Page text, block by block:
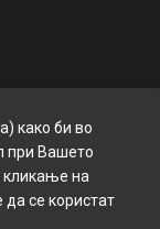
од
како би во
при Вашето
кликање на
се користат